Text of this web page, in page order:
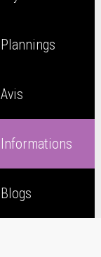
Plannings
Avis
Informations
Blogs